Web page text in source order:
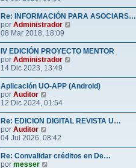
n
s
a
j
e
m
n
s
e
r
ú
l
t
m
o
m
n
s
a
j
e
Re: INFORMACIÓN PARA ASOCIARS…
por Administrador
r
ú
m
n
s
e
08 Mar 2018, 18:09
IV EDICIÓN PROYECTO MENTOR
por Administrador
r
ú
m
n
s
14 Dic 2023, 13:49
Aplicación UO-APP (Android)
por Auditor
e
r
ú
t
m
o
12 Dic 2024, 01:54
Re: EDICION DIGITAL REVISTA U…
por Auditor
e
r
ú
l
04 Jul 2026, 08:42
Re: Convalidar créditos en De…
por messer